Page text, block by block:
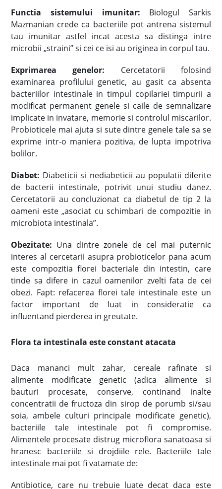
Functia sistemului imunitar: Biologul Sarkis
Mazmanian crede ca bacteriile pot antrena sistemul
tau imunitar astfel incat acesta sa distinga intre
microbii „straini” si cei ce isi au originea in corpul tau.
Exprimarea genelor: Cercetatorii folosind
examinarea profilului genetic, au gasit ca absenta
bacteriilor intestinale in timpul copilariei timpurii a
modificat permanent genele si caile de semnalizare
implicate in invatare, memorie si controlul miscarilor.
Probioticele mai ajuta si sute dintre genele tale sa se
exprime intr-o maniera pozitiva, de lupta impotriva
bolilor.
Diabet: Diabeticii si nediabeticii au populatii diferite
de bacterii intestinale, potrivit unui studiu danez.
Cercetatorii au concluzionat ca diabetul de tip 2 la
oameni este „asociat cu schimbari de compozitie in
microbiota intestinala”.
Obezitate: Una dintre zonele de cel mai puternic
interes al cercetarii asupra probioticelor pana acum
este compozitia florei bacteriale din intestin, care
tinde sa difere in cazul oamenilor zvelti fata de cei
obezi. Fapt: refacerea florei tale intestinale este un
factor important de luat in consideratie ca
influentand pierderea in greutate.
Flora ta intestinala este constant atacata
Daca mananci mult zahar, cereale rafinate si
alimente modificate genetic (adica alimente si
bauturi procesate, conserve, continand inalte
concentratii de fructoza din sirop de porumb si/sau
soia, ambele culturi principale modificate genetic),
bacteriile tale intestinale pot fi compromise.
Alimentele procesate distrug microflora sanatoasa si
hranesc bacteriile si drojdiile rele. Bacteriile tale
intestinale mai pot fi vatamate de:
Antibiotice, care nu trebuie luate decat daca este